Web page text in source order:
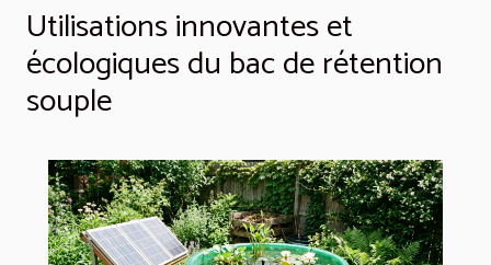
Utilisations innovantes et
écologiques du bac de rétention
souple